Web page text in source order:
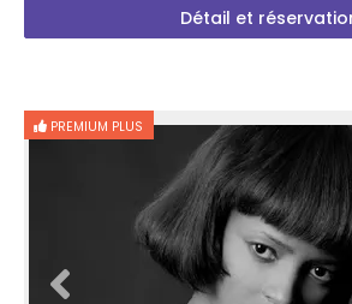
Détail et
PREMIUM PLUS